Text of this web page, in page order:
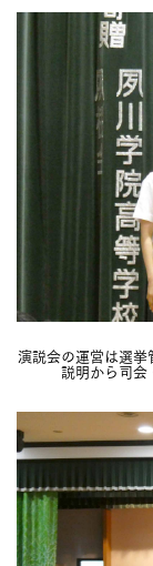
演説会の運営は選
説明から司会